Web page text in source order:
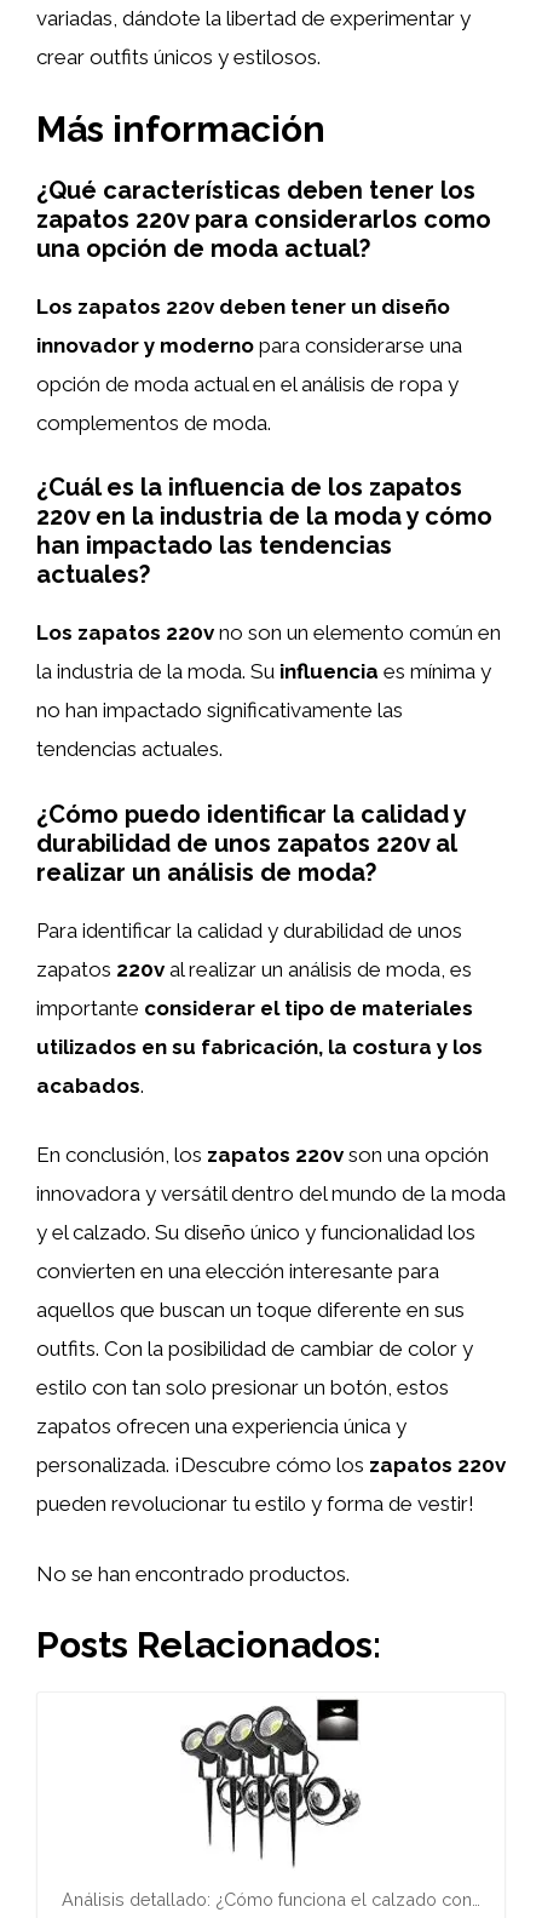
variadas, dándote la libertad de experimentar y
crear outfits únicos y estilosos.
Más información
¿Qué características deben tener los
zapatos 220v para considerarlos como
una opción de moda actual?
Los zapatos 220v deben tener un diseño
innovador y moderno para considerarse una
opción de moda actual en el análisis de ropa y
complementos de moda.
¿Cuál es la influencia de los zapatos
220v en la industria de la moda y cómo
han impactado las tendencias
actuales?
Los zapatos 220v no son un elemento común en
la industria de la moda. Su influencia es mínima y
no han impactado significativamente las
tendencias actuales.
¿Cómo puedo identificar la calidad y
durabilidad de unos zapatos 220v al
realizar un análisis de moda?
Para identificar la calidad y durabilidad de unos
zapatos 220v al realizar un análisis de moda, es
importante considerar el tipo de materiales
utilizados en su fabricación, la costura y los
acabados.
En conclusión, los zapatos 220v son una opción
innovadora y versátil dentro del mundo de la moda
y el calzado. Su diseño único y funcionalidad los
convierten en una elección interesante para
aquellos que buscan un toque diferente en sus
outfits. Con la posibilidad de cambiar de color y
estilo con tan solo presionar un botón, estos
zapatos ofrecen una experiencia única y
personalizada. ¡Descubre cómo los zapatos 220v
pueden revolucionar tu estilo y forma de vestir!
No se han encontrado productos.
Posts Relacionados:
Análisis detallado: ¿Cómo funciona el calzado con…